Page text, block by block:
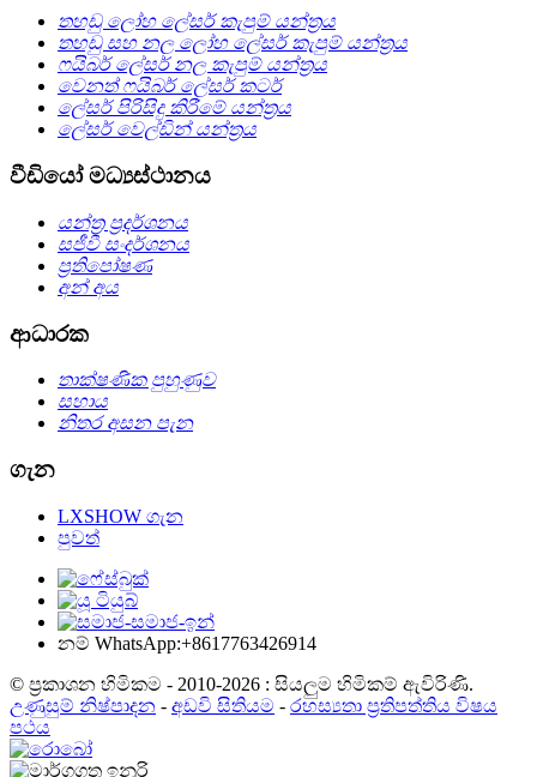
තහඩු ලෝහ ලේසර් කැපුම් යන්ත්‍රය
තහඩු සහ නල ලෝහ ලේසර් කැපුම් යන්ත්‍රය
ෆයිබර් ලේසර් නල කැපුම් යන්ත්‍රය
වෙනත් ෆයිබර් ලේසර් කටර්
ලේසර් පිරිසිදු කිරීමේ යන්ත්‍රය
ලේසර් වෙල්ඩින් යන්ත්‍රය
වීඩියෝ මධ්‍යස්ථානය
යන්ත්‍ර ප්‍රදර්ශනය
සජීවී සංදර්ශනය
ප්‍රතිපෝෂණ
අන් අය
ආධාරක
තාක්ෂණික පුහුණුව
සහාය
නිතර අසන පැන
ගැන
LXSHOW ගැන
පුවත්
නම් WhatsApp:+8617763426914
© ප්‍රකාශන හිමිකම - 2010-2026 : සියලුම හිමිකම් ඇවිරිණි.
උණුසුම් නිෂ්පාදන - අඩවි සිතියම - රහස්‍යතා ප්‍රතිපත්තිය විෂය
පථය